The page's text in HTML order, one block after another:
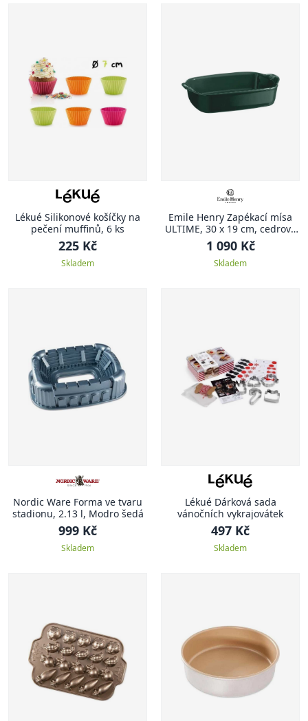
Lékué Silikonové košíčky na
pečení muffinů, 6 ks
225 Kč
Skladem
Emile Henry Zapékací mísa
ULTIME, 30 x 19 cm, cedrově
zelená
1 090 Kč
Skladem
Nordic Ware Forma ve tvaru
stadionu, 2.13 l, Modro šedá
999 Kč
Skladem
Lékué Dárková sada
vánočních vykrajovátek
497 Kč
Skladem